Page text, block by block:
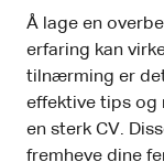
Å lage en
erfaring kan
tilnærming er
effektive tips og
en sterk CV.
fremheve dine